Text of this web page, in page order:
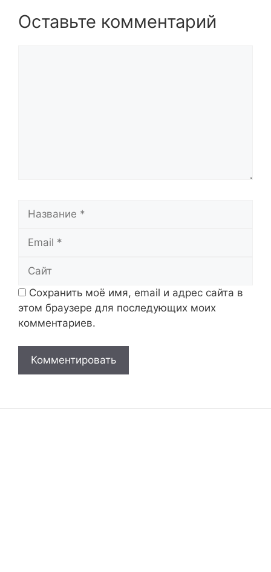
Оставьте комментарий
Сохранить моё имя, email и адрес сайта в
этом браузере для последующих моих
комментариев.